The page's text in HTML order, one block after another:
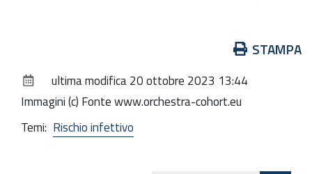
documento
STAMPA
ultima modifica20 ottobre 2023 13:44
Immagini (c) Fonte www.orchestra-cohort.eu
Temi: Rischio infettivo